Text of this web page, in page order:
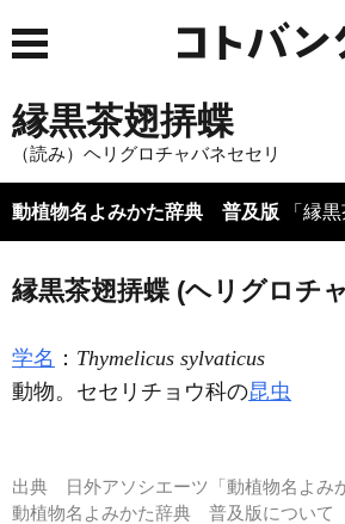
縁黒茶翅挵蝶
（読み）ヘリグロチャバネセセリ
動植物名よみかた辞典 普及版 「縁
縁黒茶翅挵蝶 (ヘリグロチ
学名 ： Thymelicus sylvaticus
動物。セセリチョウ科の昆虫
出典
日外アソシエーツ「動植物名よみ
動植物名よみかた辞典 普及版につい